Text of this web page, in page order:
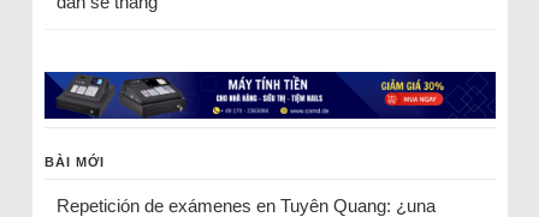
BÀI MỚI
Repetición de exámenes en Tuyên Quang: ¿una